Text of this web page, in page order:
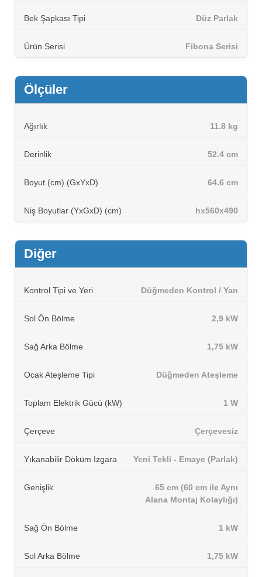
Bek Şapkası Tipi Düz Parlak
Ürün Serisi Fibona Serisi
Ölçüler
Ağırlık 11.8 kg
Derinlik 52.4 cm
Boyut (cm) (GxYxD) 64.6 cm
Niş Boyutlar (YxGxD) (cm) hx560x490
Diğer
Kontrol Tipi ve Yeri Düğmeden Kontrol / Yan
Sol Ön Bölme 2,9 kW
Sağ Arka Bölme 1,75 kW
Ocak Ateşleme Tipi Düğmeden Ateşleme
Toplam Elektrik Gücü (kW) 1 W
Çerçeve Çerçevesiz
Yıkanabilir Döküm Izgara Yeni Tekli - Emaye (Parlak)
Genişlik
65 cm (60 cm ile Aynı
Alana Montaj Kolaylığı)
Sağ Ön Bölme 1 kW
Sol Arka Bölme 1,75 kW